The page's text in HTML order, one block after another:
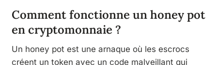
Comment fonctionne un honey pot
en cryptomonnaie ?
Un honey pot est une arnaque où les escrocs
créent un token avec un code malveillant qui